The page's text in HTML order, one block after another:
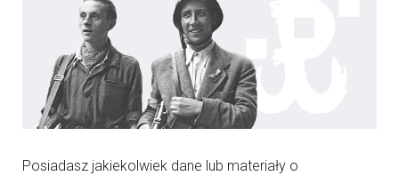
Posiadasz jakiekolwiek dane lub materiały o